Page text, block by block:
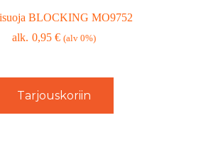
BLOCKING MO9752
0,95€ (alv 0%)
Tarjouskoriin